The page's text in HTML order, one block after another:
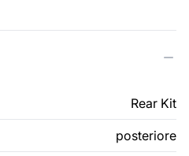
Rear Kit
posteriore